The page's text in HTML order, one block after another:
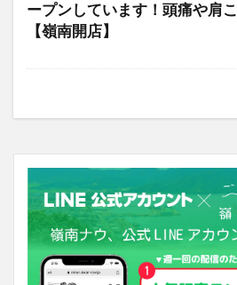
ープンしています！頭痛や肩
【嶺南開店】